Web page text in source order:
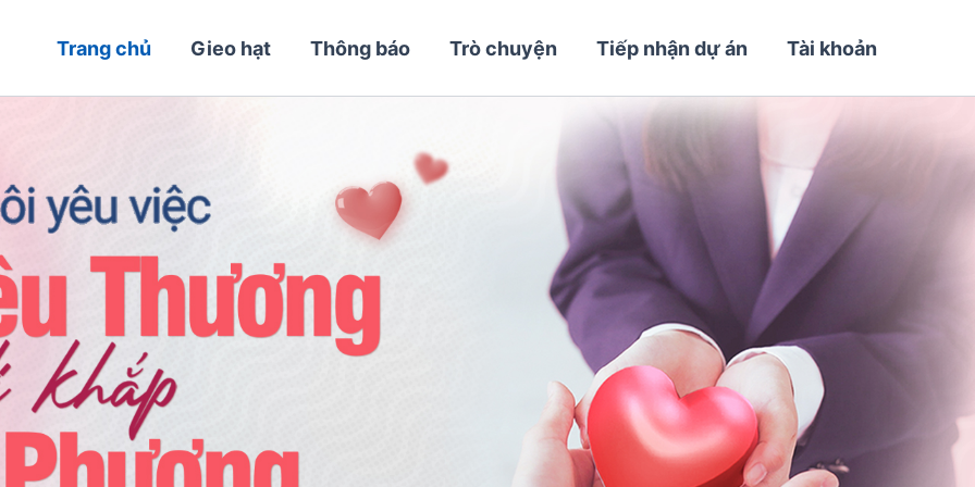
Trang chủ Gieo hạt Thông báo Trò chuyện Tiếp nhận dự án Tài khoản